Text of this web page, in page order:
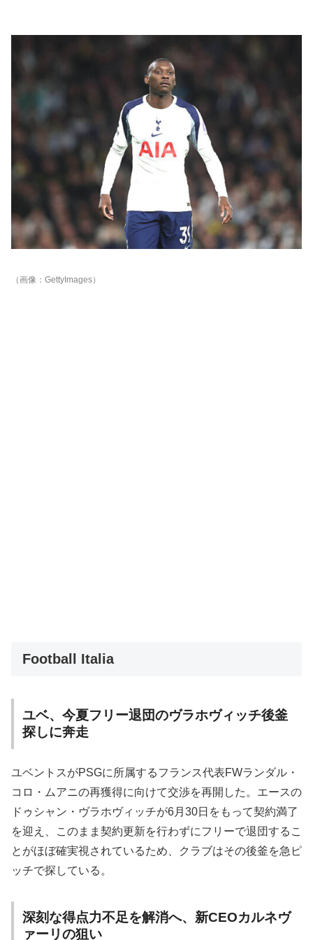
（画像：GettyImages）
Football Italia
ユベ、今夏フリー退団のヴラホヴィッチ後釜
探しに奔走
ユベントスがPSGに所属するフランス代表FWランダル・
コロ・ムアニの再獲得に向けて交渉を再開した。エースの
ドゥシャン・ヴラホヴィッチが6月30日をもって契約満了
を迎え、このまま契約更新を行わずにフリーで退団するこ
とがほぼ確実視されているため、クラブはその後釜を急ピ
ッチで探している。
深刻な得点力不足を解消へ、新CEOカルネヴ
ァーリの狙い